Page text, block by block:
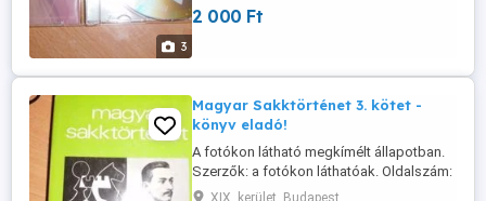
3
átvehető déltől - egészen estig. Hétvégén
2 000 Ft
Magyar Sakktörténet 3. kötet -
könyv eladó!
A fotókon látható megkímélt állapotban.
Szerzők: a fotókon láthatóak. Oldalszám:
363. Méret: B/5 keménytáblás. Megjelenés
XIX. kerület, Budapest